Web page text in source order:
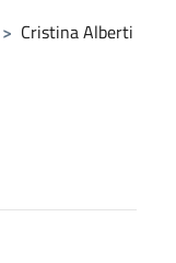
> Cristina Alberti